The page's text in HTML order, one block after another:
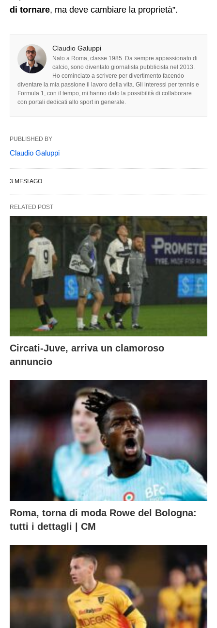
di tornare, ma deve cambiare la proprietà”.
Claudio Galuppi
Nato a Roma, classe 1985. Da sempre appassionato di
calcio, sono diventato giornalista pubblicista nel 2013.
Ho cominciato a scrivere per divertimento facendo
diventare la mia passione il lavoro della vita. Gli interessi per tennis e
Formula 1, con il tempo, mi hanno dato la possibilità di collaborare
con portali dedicati allo sport in generale.
PUBLISHED BY
Claudio Galuppi
3 MESI AGO
RELATED POST
Circati-Juve, arriva un clamoroso
annuncio
Roma, torna di moda Rowe del Bologna:
tutti i dettagli | CM